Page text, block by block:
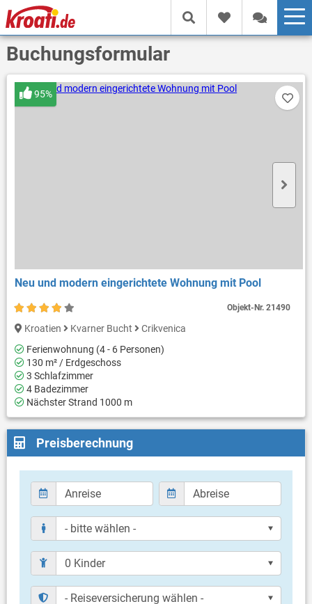
Buchungsformular
Neu und modern eingerichtete Wohnung mit Pool
95%
Kroatien Kvarner Bucht
Crikvenica
Ferienwohnung (4 - 6 Personen)
130 m² / Erdgeschoss
3 Schlafzimmer
4 Badezimmer
Nächster Strand 1000 m
Objekt-Nr. 21490
Preisberechnung